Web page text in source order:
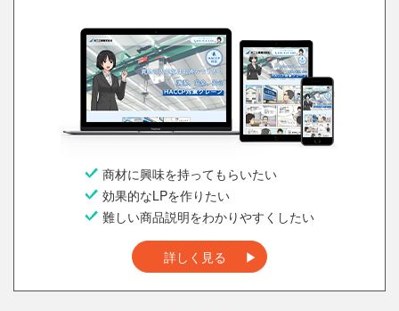
商材に興味を持ってもらいたい
効果的なLPを作りたい
難しい商品説明をわかりやすくしたい
詳しく見る